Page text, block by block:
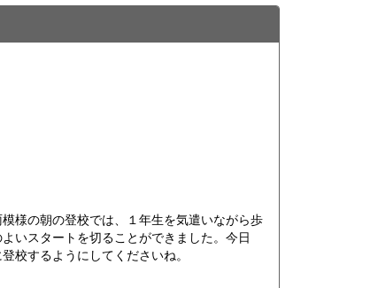
様の朝の登校では、１年生を気遣いながら歩
いスタートを切ることができました。今日
校するようにしてくださいね。